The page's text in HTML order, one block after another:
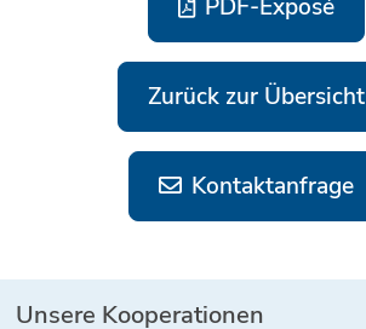
PDF-Exposé
Zurück zur Übersicht
Kontaktanfrage
Unsere Kooperationen